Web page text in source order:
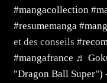
#mangacollection
#resumemanga
et des conseils
#mangafrance ♬
"Dragon Ball Super")